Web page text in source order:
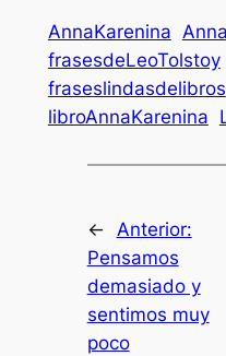
AnnaKarenina
frasesdeLeoTolstoy
fraseslindasdelibros
libroAnnaKarenina
← Anterior:
Pensamos
demasiado y
sentimos muy
poco